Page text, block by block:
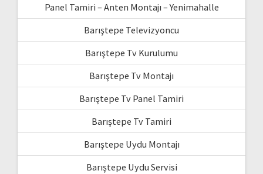
Panel Tamiri – Anten Montajı – Yenimahalle
Barıştepe Televizyoncu
Barıştepe Tv Kurulumu
Barıştepe Tv Montajı
Barıştepe Tv Panel Tamiri
Barıştepe Tv Tamiri
Barıştepe Uydu Montajı
Barıştepe Uydu Servisi